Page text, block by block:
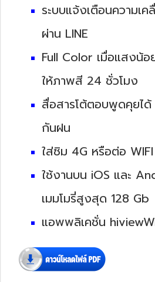
ระบบแจ้งเตือนความเ
ผ่าน LINE
Full Color เมื่อแสงน้
ให้ภาพสี 24 ชั่วโมง
สื่อสารโต้ตอบพูดคุยไ
กันฝน
ใส่ซิม 4G หรือต่อ
ใช้งานบน iOS และ
เมมโมรี่สูงสุด 128 Gb
แอพพลิเคชั่น